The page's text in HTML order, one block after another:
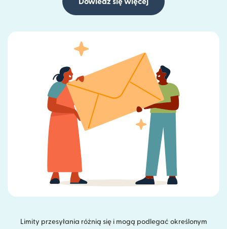
Limity przesyłania różnią się i mogą podlegać określonym